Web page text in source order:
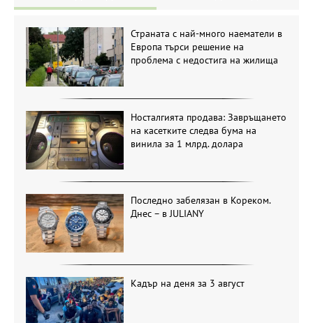
Страната с най-много наематели в
Европа търси решение на
проблема с недостига на жилища
Носталгията продава: Завръщането
на касетките следва бума на
винила за 1 млрд. долара
Последно забелязан в Кореком.
Днес – в JULIANY
Кадър на деня за 3 август